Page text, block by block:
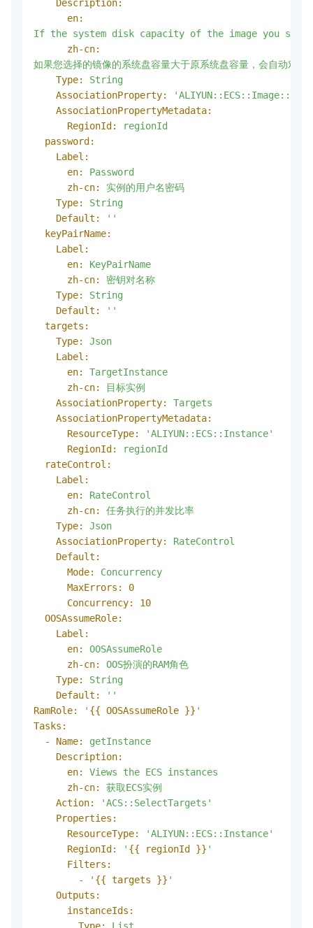
Description:
en:
If the system disk capacity of the image you
zh-cn:
如果您选择的镜像的系统盘容量大于原系统盘容量，会自动对
Type:
String
AssociationProperty:
AssociationPropertyMetadata:
RegionId:
regionId
password:
Label:
en:
Password
zh-cn:
实例的用户名密码
Type:
String
Default:
''
keyPairName:
Label:
en:
KeyPairName
zh-cn:
密钥对名称
Type:
String
Default:
''
targets:
Type:
Json
Label:
en:
TargetInstance
zh-cn:
目标实例
AssociationProperty:
Targets
AssociationPropertyMetadata:
ResourceType:
'ALIYUN::ECS::Instance'
RegionId:
regionId
rateControl:
Label:
en:
RateControl
zh-cn:
任务执行的并发比率
Type:
Json
AssociationProperty:
RateControl
Default:
Mode:
Concurrency
MaxErrors:
0
Concurrency:
10
OOSAssumeRole:
Label:
en:
OOSAssumeRole
zh-cn:
OOS扮演的RAM角色
Type:
String
Default:
''
RamRole:
' {{ OOSAssumeRole }} '
Tasks:
-
Name:
getInstance
Description:
en:
Views the ECS instances
zh-cn:
获取ECS实例
Action:
'ACS::SelectTargets'
Properties:
ResourceType:
'ALIYUN::ECS::Instance'
RegionId:
' {{ regionId }} '
Filters:
-
' {{ targets }} '
Outputs:
instanceIds: